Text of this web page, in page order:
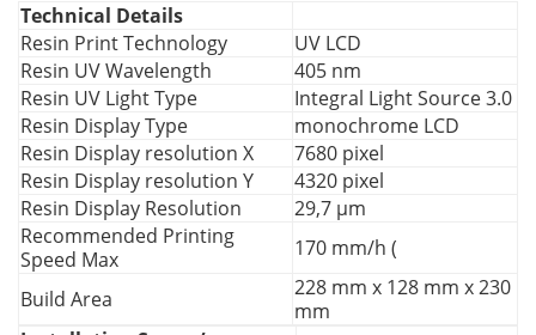
Technical Details
Resin Print Technology
UV LCD
Resin UV Wavelength
405 nm
Resin UV Light Type
Integral Light Source 3.0
Resin Display Type
monochrome LCD
Resin Display resolution X
7680 pixel
Resin Display resolution Y
4320 pixel
Resin Display Resolution
29,7 µm
Recommended Printing
Speed Max
170 mm/h (
Build Area
228 mm x 128 mm x 230
mm